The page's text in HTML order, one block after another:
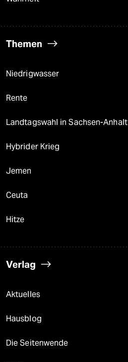
Themen
Niedrigwasser
Rente
Landtagswahl in Sachsen-Anhalt
Hybrider Krieg
Jemen
Ceuta
Hitze
Verlag
Aktuelles
Hausblog
Die Seitenwende